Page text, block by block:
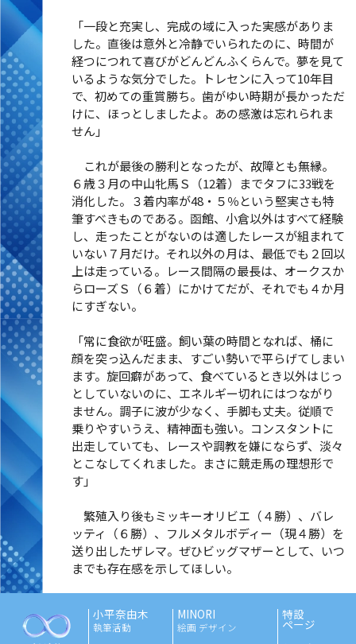
「一段と充実し、完成の域に入った実感がありま
した。直後は意外と冷静でいられたのに、時間が
経つにつれて喜びがどんどんふくらんで。夢を見て
いるような気分でした。トレセンに入って10年目
で、初めての重賞勝ち。歯がゆい時期が長かっただ
けに、ほっとしましたよ。あの感激は忘れられま
せん」
これが最後の勝利となったが、故障とも無縁。
６歳３月の中山牝馬Ｓ（12着）までタフに33戦を
消化した。３着内率が48・５％という堅実さも特
筆すべきものである。函館、小倉以外はすべて経験
し、走ったことがないのは適したレースが組まれて
いない７月だけ。それ以外の月は、最低でも２回以
上は走っている。レース間隔の最長は、オークスか
らローズＳ（６着）にかけてだが、それでも４か月
にすぎない。
「常に食欲が旺盛。飼い葉の時間となれば、桶に
顔を突っ込んだまま、すごい勢いで平らげてしまい
ます。旋回癖があって、食べているとき以外はじっ
としていないのに、エネルギー切れにはつながり
ません。調子に波が少なく、手脚も丈夫。従順で
乗りやすいうえ、精神面も強い。コンスタントに
出走していても、レースや調教を嫌にならず、淡々
とこなしてくれました。まさに競走馬の理想形で
す」
繁殖入り後もミッキーオリビエ（４勝）、バレ
ッティ（６勝）、フルメタルボディー（現４勝）を
送り出したザレマ。ぜひビッグマザーとして、いつ
までも存在感を示してほしい。
小平奈由木
執筆活動
MINORI
絵画 デザイン
特設
ページ